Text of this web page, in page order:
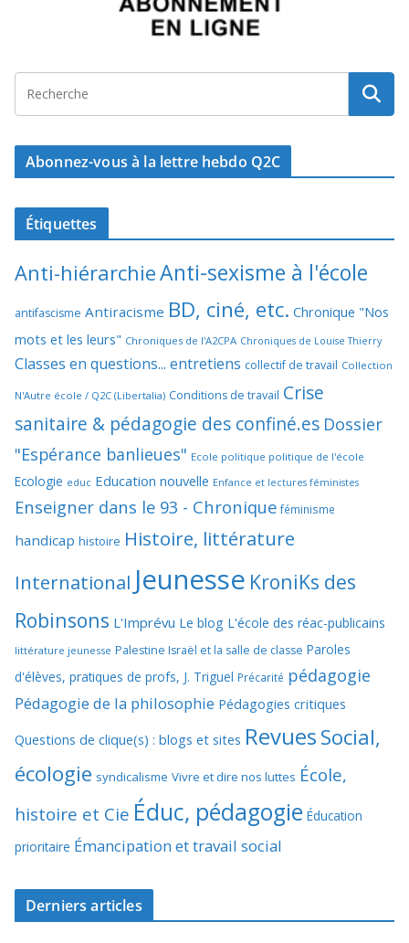
Abonnez-vous à la lettre hebdo Q2C
Étiquettes
Anti-hiérarchieAnti-sexisme à l'école
antifascisme Antiracisme BD, ciné, etc. Chronique "Nos
mots et les leurs" Chroniques de l'A2CPA Chroniques de Louise Thierry
Classes en questions... entretiens collectif de travail Collection
N'Autre école / Q2C (Libertalia) Conditions de travail Crise
sanitaire & pédagogie des confiné.es Dossier
"Espérance banlieues" Ecole politique politique de l'école
Ecologie educ Education nouvelle Enfance et lectures féministes
Enseigner dans le 93 - Chronique féminisme
handicap histoire Histoire, littérature
International Jeunesse KroniKs des
Robinsons L'Imprévu Le blog L'école des réac-publicains
littérature jeunesse Palestine Israël et la salle de classe Paroles
d'élèves, pratiques de profs, J. Triguel Précarité pédagogie
Pédagogie de la philosophie Pédagogies critiques
Questions de clique(s) : blogs et sites RevuesSocial,
écologie syndicalisme Vivre et dire nos luttes École,
histoire et Cie Éduc, pédagogie Éducation
prioritaire Émancipation et travail social
Derniers articles